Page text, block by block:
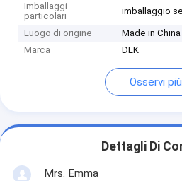
Imballaggi
particolari
imballaggio
Luogo di origine
Made in China
Marca
DLK
Osservi più
Dettagli Di
Mrs. Emma